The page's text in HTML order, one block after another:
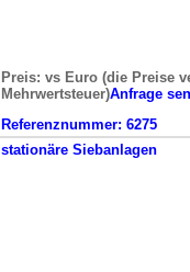
Preis: vs Euro (die Preise
Mehrwertsteuer)Anfrage
Referenznummer: 6275
stationäre Siebanlagen